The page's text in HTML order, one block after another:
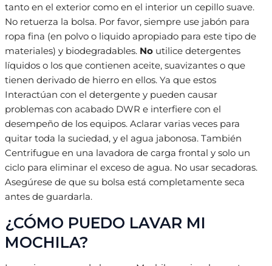
tanto en el exterior como en el interior un cepillo suave.
No retuerza la bolsa. Por favor, siempre use jabón para
ropa fina (en polvo o liquido apropiado para este tipo de
materiales) y biodegradables. No utilice detergentes
líquidos o los que contienen aceite, suavizantes o que
tienen derivado de hierro en ellos. Ya que estos
Interactúan con el detergente y pueden causar
problemas con acabado DWR e interfiere con el
desempeño de los equipos. Aclarar varias veces para
quitar toda la suciedad, y el agua jabonosa. También
Centrifugue en una lavadora de carga frontal y solo un
ciclo para eliminar el exceso de agua. No usar secadoras.
Asegúrese de que su bolsa está completamente seca
antes de guardarla.
¿CÓMO PUEDO LAVAR MI
MOCHILA?